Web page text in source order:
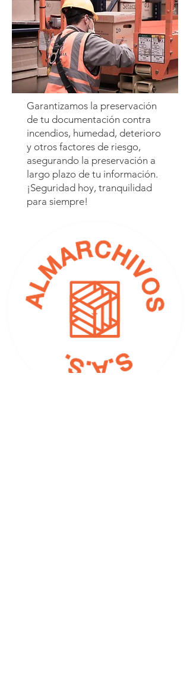
Garantizamos la preservación
de tu documentación contra
incendios, humedad, deterioro
y otros factores de riesgo,
asegurando la preservación a
largo plazo de tu información.
¡Seguridad hoy, tranquilidad
para siempre!